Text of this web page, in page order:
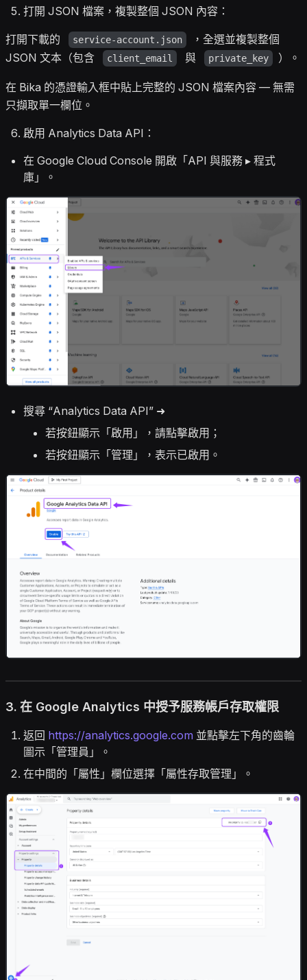
打開 JSON 檔案，複製整個 JSON 內容：
打開下載的 service-account.json
，全選並複製整個
JSON 文本（包含
client_email 與 private_key ）。
在 Bika 的憑證輸入框中貼上完整的 JSON 檔案內容 — 無需
只擷取單一欄位。
啟用 Analytics Data API：
在 Google Cloud Console 開啟「API 與服務 ▸ 程式
庫」。
搜尋 “Analytics Data API” ➜
若按鈕顯示「啟用」，請點擊啟用；
若按鈕顯示「管理」，表示已啟用。
3. 在 Google Analytics 中授予服務帳戶存取權限
返回 https://analytics.google.com 並點擊左下角的齒輪
圖示「管理員」。
在中間的「屬性」欄位選擇「屬性存取管理」。